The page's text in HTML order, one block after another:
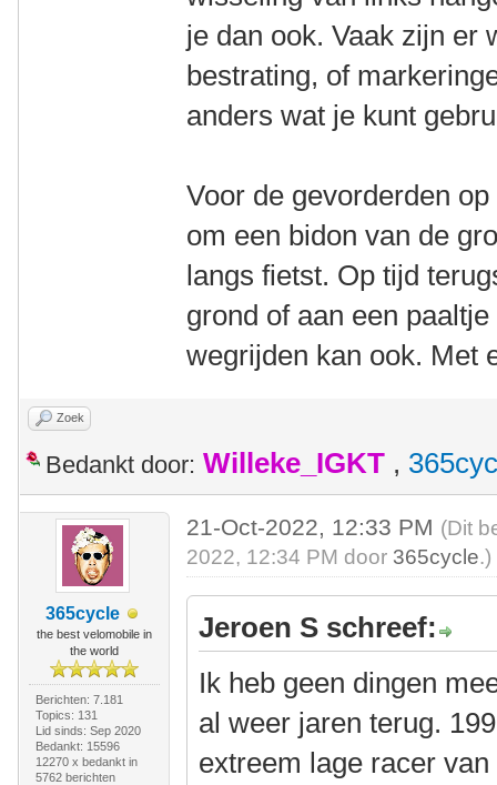
je dan ook. Vaak zijn er
bestrating, of
anders wat je kunt
Voor de gevorderden
om een bidon van de
langs fietst. Op tijd
grond of aan een
wegrijden kan ook. Met
Zoek
Bedankt door: Willeke_IGKT ,
365cycle
the best velomobile in
the world
Berichten: 7.181
Topics: 131
Lid sinds: Sep 2020
Bedankt: 15596
12270 x bedankt in
5762 berichten
21-Oct-2022, 12:33 PM (Dit
2022, 12:34 PM door 365cycle.)
Jeroen S schreef:
Ik heb geen dingen
al weer jaren terug.
extreem lage racer